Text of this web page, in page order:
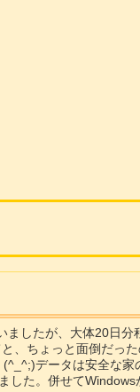
ましたが、大体20日分
、ちょっと面倒だっ
データは安全な家
した。併せてWindows